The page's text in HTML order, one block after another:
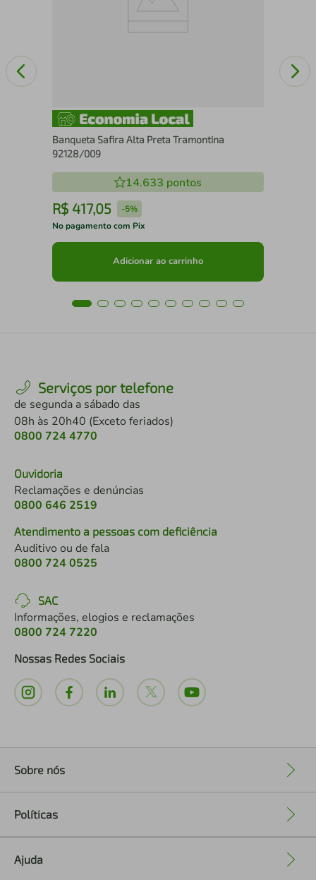
Banqueta Safira Alta Preta Tramontina
92128/009
14.633 pontos
R$ 417,05 -5%
No pagamento com Pix
Adicionar ao carrinho
Serviços por telefone
de segunda a sábado das
08h às 20h40 (Exceto feriados)
0800 724 4770
Ouvidoria
Reclamações e denúncias
0800 646 2519
Atendimento a pessoas com deficiência
Auditivo ou de fala
0800 724 0525
SAC
Informações, elogios e reclamações
0800 724 7220
Nossas Redes Sociais
Sobre nós
Políticas
Ajuda